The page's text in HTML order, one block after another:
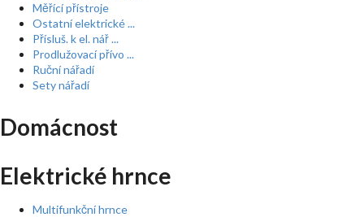
Měřící přístroje
Ostatní elektrické ...
Přísluš. k el. nář ...
Prodlužovací přívo ...
Ruční nářadí
Sety nářadí
Domácnost
Elektrické hrnce
Multifunkční hrnce